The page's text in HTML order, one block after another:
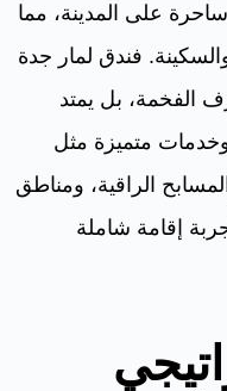
ساحرة على المدينة، مما
فندق لمار جدة
الفخمة، بل يمتد
متميزة مثل
الراقية، ومناطق
إقامة شاملة